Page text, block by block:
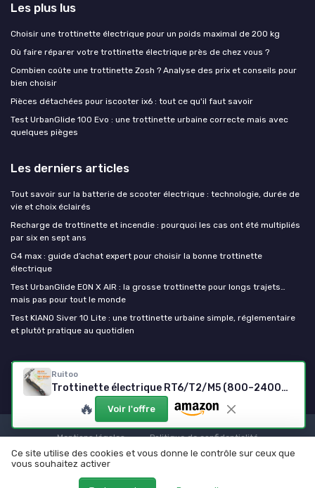
Ruitoo
Trottinette électrique RT6/T2/M5 (800–2400W, 50–75 km, tout-terrain)
🔥 Voir l'offre
Les plus lus
Choisir une trottinette électrique pour un poids maximal de 200 kg
Où faire réparer votre trottinette électrique près de chez vous ?
Combien coûte une trottinette Zosh ? Analyse des prix et conseils pour
bien choisir
Pièces détachées pour iscooter ix6 : tout ce qu'il faut savoir
Test UrbanGlide 100 Evo : une trottinette urbaine correcte mais avec
quelques pièges
Les derniers articles
Tout savoir sur la batterie de scooter électrique : technologie, durée de
vie et choix éclairés
Recharge de trottinette et incendie : pourquoi les cas ont été multipliés
par six en sept ans
G4 max : guide d’achat expert pour choisir la bonne trottinette
électrique
Test UrbanGlide EON X AIR : la grosse trottinette pour longs trajets…
mais pas pour tout le monde
Test KIANO Siver 10 Lite : une trottinette urbaine simple, réglementaire
et plutôt pratique au quotidien
Ma trottinette electrique
Mentions légales
Politique de confidentialité
© Ma trottinette electrique 2026
Ce site utilise des cookies et vous donne le contrôle sur ceux que
vous souhaitez activer